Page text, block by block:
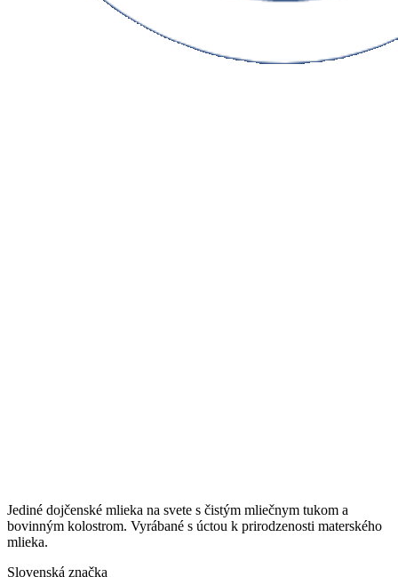
Jediné dojčenské mlieka na svete s čistým mliečnym tukom a
bovinným kolostrom. Vyrábané s úctou k prirodzenosti materského
mlieka.
Slovenská značka